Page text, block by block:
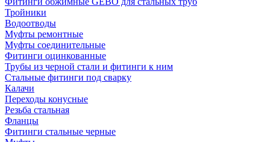
Тройники
Водоотводы
Муфты ремонтные
Муфты соединительные
Фитинги оцинкованные
Трубы из черной стали и фитинги к ним
Стальные фитинги под сварку
Калачи
Переходы конусные
Резьба стальная
Фланцы
Фитинги стальные черные